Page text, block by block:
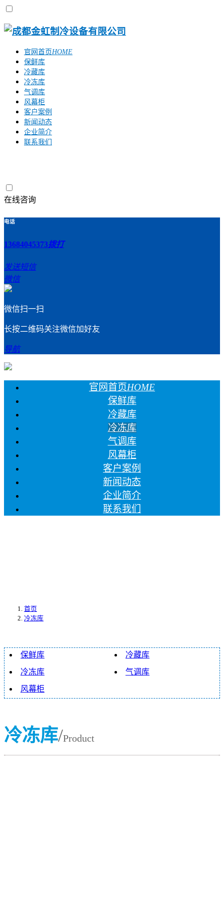
官网首页HOME
保鲜库
冷藏库
冷冻库
气调库
风幕柜
客户案例
新闻动态
企业简介
联系我们
在线咨询
电话
13684045373拨打
发送短信
微信
微信扫一扫
长按二维码关注微信加好友
导航
官网首页HOME
保鲜库
冷藏库
冷冻库
气调库
风幕柜
客户案例
新闻动态
企业简介
联系我们
首页
冷冻库
保鲜库
冷藏库
冷冻库
气调库
风幕柜
冷冻库/Product